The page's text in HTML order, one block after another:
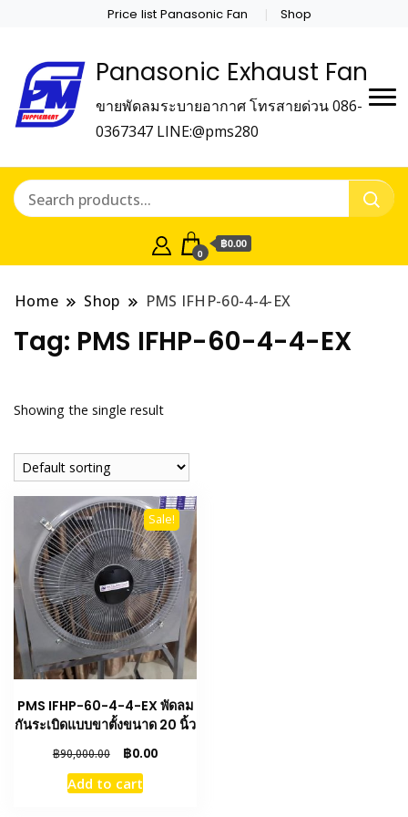
Price list Panasonic Fan Shop
Panasonic Exhaust Fan
ขายพัดลมระบายอากาศ โทรสายด่วน 086-
0367347 LINE:@pms280
0
฿0.00
Home Shop PMS IFHP-60-4-4-EX
Tag: PMS IFHP-60-4-4-EX
Showing the single result
Sale!
PMS IFHP-60-4-4-EX พัดลม
กันระเบิดแบบขาตั้งขนาด 20 นิ้ว
฿90,000.00
Original
price
was:
฿0.00Current
Add to cart